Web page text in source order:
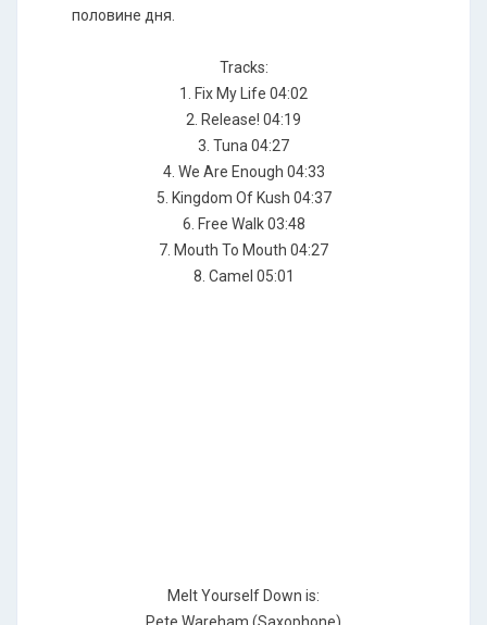
половине дня.
Tracks:
1. Fix My Life 04:02
2. Release! 04:19
3. Tuna 04:27
4. We Are Enough 04:33
5. Kingdom Of Kush 04:37
6. Free Walk 03:48
7. Mouth To Mouth 04:27
8. Camel 05:01
Melt Yourself Down is: